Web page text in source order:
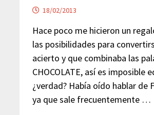
18/02/2013
Hace poco me hicieron un
las posibilidades para
acierto y que combinaba las
CHOCOLATE, así es imposible
¿verdad? Había oído hablar de
ya que sale frecuentemente …